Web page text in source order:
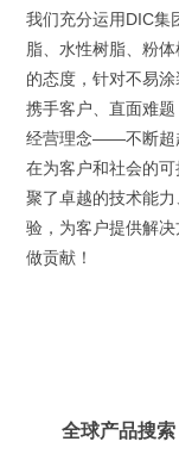
我们充分运用DIC集
脂、水性树脂、粉
的态度，针对不易
携手客户、直面难
经营理念——不断超
在为客户和社会的
聚了卓越的技术能
验，为客户提供解
做贡献！
全球产品搜索